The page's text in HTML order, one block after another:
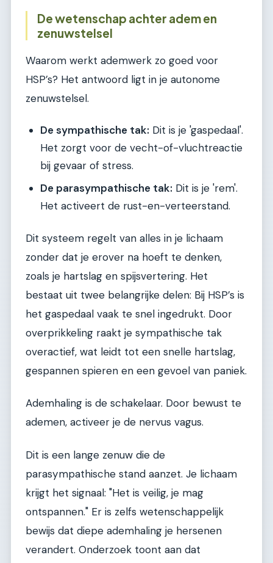
De wetenschap achter adem en
zenuwstelsel
Waarom werkt ademwerk zo goed voor
HSP’s? Het antwoord ligt in je autonome
zenuwstelsel.
De sympathische tak: Dit is je 'gaspedaal'.
Het zorgt voor de vecht-of-vluchtreactie
bij gevaar of stress.
De parasympathische tak: Dit is je 'rem'.
Het activeert de rust-en-verteerstand.
Dit systeem regelt van alles in je lichaam
zonder dat je erover na hoeft te denken,
zoals je hartslag en spijsvertering. Het
bestaat uit twee belangrijke delen: Bij HSP’s is
het gaspedaal vaak te snel ingedrukt. Door
overprikkeling raakt je sympathische tak
overactief, wat leidt tot een snelle hartslag,
gespannen spieren en een gevoel van paniek.
Ademhaling is de schakelaar. Door bewust te
ademen, activeer je de nervus vagus.
Dit is een lange zenuw die de
parasympathische stand aanzet. Je lichaam
krijgt het signaal: "Het is veilig, je mag
ontspannen." Er is zelfs wetenschappelijk
bewijs dat diepe ademhaling je hersenen
verandert. Onderzoek toont aan dat